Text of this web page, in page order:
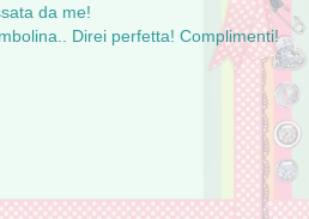
da me!
Direi perfetta! Complimenti!